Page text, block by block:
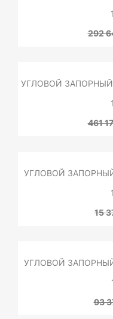
292
УГЛОВОЙ ЗАПОРНЫЙ
461
УГЛОВОЙ ЗАПОРНЫЙ
15
УГЛОВОЙ ЗАПОРНЫЙ
93